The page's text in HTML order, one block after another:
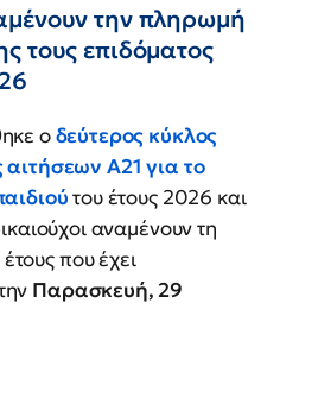
την πληρωμή
τους επιδόματος
οδεύτερος κύκλος
Α21 για το
του έτους 2026 και
αναμένουν τη
που έχει
Παρασκευή, 29